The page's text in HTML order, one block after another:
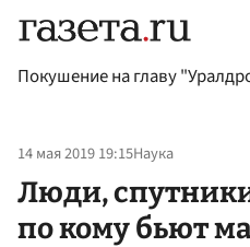
Покушение на главу
14 мая 2019 19:15Наука
Люди,
по кому бьют